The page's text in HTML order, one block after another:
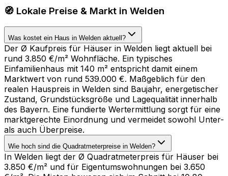
🧭 Lokale Preise & Markt in Welden
Was kostet ein Haus in Welden aktuell?
Der Ø Kaufpreis für Häuser in Welden liegt aktuell bei
rund 3.850 €/m² Wohnfläche. Ein typisches
Einfamilienhaus mit 140 m² entspricht damit einem
Marktwert von rund 539.000 €. Maßgeblich für den
realen Hauspreis in Welden sind Baujahr, energetischer
Zustand, Grundstücksgröße und Lagequalität innerhalb
des Bayern. Eine fundierte Wertermittlung sorgt für eine
marktgerechte Einordnung und vermeidet sowohl Unter-
als auch Überpreise.
Wie hoch sind die Quadratmeterpreise in Welden?
In Welden liegt der Ø Quadratmeterpreis für Häuser bei
3.850 €/m² und für Eigentumswohnungen bei 3.650